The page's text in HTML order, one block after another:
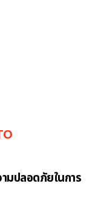
มปลอดภัยในการ